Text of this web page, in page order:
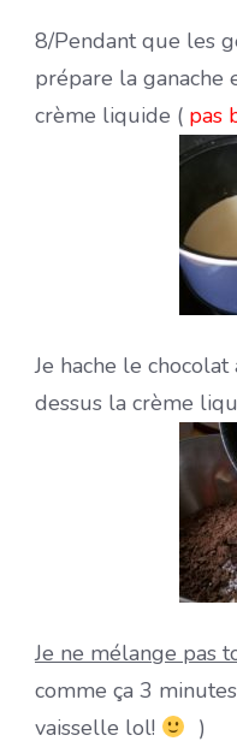
8/Pendant que les
prépare la ganache
crème liquide ( pas
Je hache le
dessus la crème
Je ne mélange pas
comme ça 3
vaisselle lol!
)